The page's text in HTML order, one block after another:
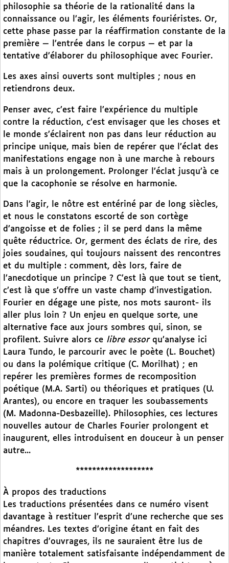
philosophie sa théorie de la rationalité dans la
connaissance ou l’agir, les éléments fouriéristes. Or,
cette phase passe par la réaffirmation constante de la
première — l’entrée dans le corpus — et par la
tentative d’élaborer du philosophique avec Fourier.
Les axes ainsi ouverts sont multiples ; nous en
retiendrons deux.
Penser avec, c’est faire l’expérience du multiple
contre la réduction, c’est envisager que les choses et
le monde s’éclairent non pas dans leur réduction au
principe unique, mais bien de repérer que l’éclat des
manifestations engage non à une marche à rebours
mais à un prolongement. Prolonger l’éclat jusqu’à ce
que la cacophonie se résolve en harmonie.
Dans l’agir, le nôtre est entériné par de long siècles,
et nous le constatons escorté de son cortège
d’angoisse et de folies ; il se perd dans la même
quête réductrice. Or, germent des éclats de rire, des
joies soudaines, qui toujours naissent des rencontres
et du multiple : comment, dès lors, faire de
l’anecdotique un principe ? C’est là que tout se tient,
c’est là que s’offre un vaste champ d’investigation.
Fourier en dégage une piste, nos mots sauront- ils
aller plus loin ? Un enjeu en quelque sorte, une
alternative face aux jours sombres qui, sinon, se
profilent. Suivre alors ce libre essorqu’analyse ici
Laura Tundo, le parcourir avec le poète (L. Bouchet)
ou dans la polémique critique (C. Morilhat) ; en
repérer les premières formes de recomposition
poétique (M.A. Sarti) ou théoriques et pratiques (U.
Arantes), ou encore en traquer les soubassements
(M. Madonna-Desbazeille). Philosophies, ces lectures
nouvelles autour de Charles Fourier prolongent et
inaugurent, elles introduisent en douceur à un penser
autre...
*******************
À propos des traductions
Les traductions présentées dans ce numéro visent
davantage à restituer l’esprit d’une recherche que ses
méandres. Les textes d’origine étant en fait des
chapitres d’ouvrages, ils ne sauraient être lus de
manière totalement satisfaisante indépendamment de